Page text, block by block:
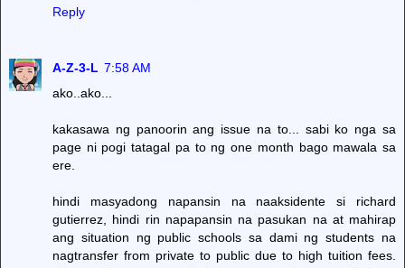
Reply
A-Z-3-L 7:58 AM
ako..ako...
kakasawa ng panoorin ang issue na to... sabi ko nga sa
page ni pogi tatagal pa to ng one month bago mawala sa
ere.
hindi masyadong napansin na naaksidente si richard
gutierrez, hindi rin napapansin na pasukan na at mahirap
ang situation ng public schools sa dami ng students na
nagtransfer from private to public due to high tuition fees.